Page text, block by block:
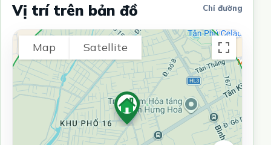
Vị trí trên bản đồ Chỉ đường
Map Satellite